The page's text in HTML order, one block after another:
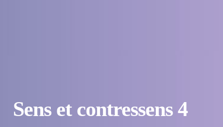
Sens et contressens 4